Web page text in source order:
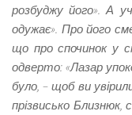
розбуджу його». А
одужає». Про його
що про спочинок у
одверто: «Лазар
було, – щоб ви
прізвисько Близнюк,